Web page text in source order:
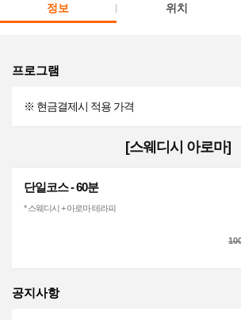
정보 위치
프로그램
※ 현금결제시 적용 가격
[스웨디시 아로마]
단일코스 - 60분
* 스웨디시 + 아로마 테라피
공지사항